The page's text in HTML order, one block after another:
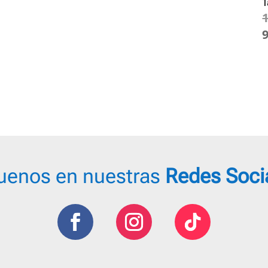
en nuestras Redes